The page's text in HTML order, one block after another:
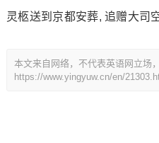
灵柩送到京都安葬, 追赠大司
本文来自网络，不代表英语网立场
https://www.yingyuw.cn/en/